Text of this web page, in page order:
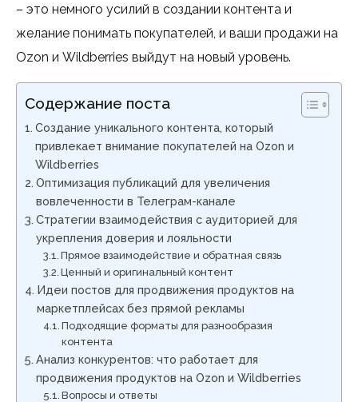
– это немного усилий в создании контента и
желание понимать покупателей, и ваши продажи на
Ozon и Wildberries выйдут на новый уровень.
Содержание поста
Создание уникального контента, который
привлекает внимание покупателей на Ozon и
Wildberries
Оптимизация публикаций для увеличения
вовлеченности в Телеграм-канале
Стратегии взаимодействия с аудиторией для
укрепления доверия и лояльности
Прямое взаимодействие и обратная связь
Ценный и оригинальный контент
Идеи постов для продвижения продуктов на
маркетплейсах без прямой рекламы
Подходящие форматы для разнообразия
контента
Анализ конкурентов: что работает для
продвижения продуктов на Ozon и Wildberries
Вопросы и ответы